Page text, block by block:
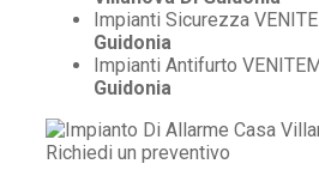
Impianti Sicurezza
Guidonia
Impianti Antifurto VENITEM
Guidonia